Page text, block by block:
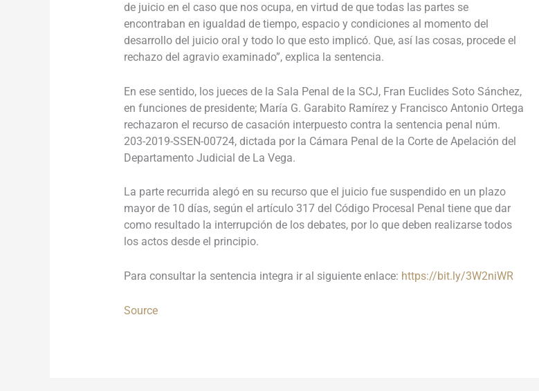
de juicio en el caso que nos ocupa, en virtud de que todas las partes se
encontraban en igualdad de tiempo, espacio y condiciones al momento del
desarrollo del juicio oral y todo lo que esto implicó. Que, así las cosas, procede el
rechazo del agravio examinado”, explica la sentencia.
En ese sentido, los jueces de la Sala Penal de la SCJ, Fran Euclides Soto Sánchez,
en funciones de presidente; María G. Garabito Ramírez y Francisco Antonio Ortega
rechazaron el recurso de casación interpuesto contra la sentencia penal núm.
203-2019-SSEN-00724, dictada por la Cámara Penal de la Corte de Apelación del
Departamento Judicial de La Vega.
La parte recurrida alegó en su recurso que el juicio fue suspendido en un plazo
mayor de 10 días, según el artículo 317 del Código Procesal Penal tiene que dar
como resultado la interrupción de los debates, por lo que deben realizarse todos
los actos desde el principio.
Para consultar la sentencia integra ir al siguiente enlace: https://bit.ly/3W2niWR
Source